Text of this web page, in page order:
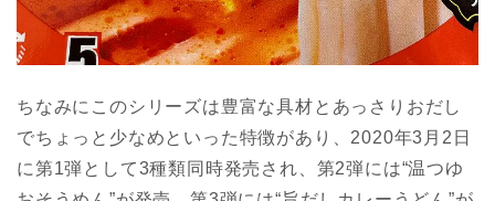
ちなみにこのシリーズは豊富な具材とあっさりおだし
でちょっと少なめといった特徴があり、2020年3月2日
に第1弾として3種類同時発売され、第2弾には“温つゆ